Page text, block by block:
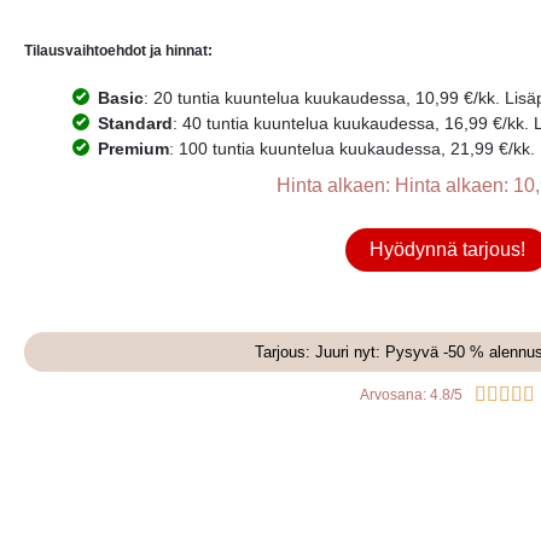
Tilausvaihtoehdot ja hinnat:
Basic: 20 tuntia kuuntelua kuukaudessa, 10,99 €/kk.
Standard: 40 tuntia kuuntelua kuukaudessa, 16,99 €/kk.
Premium: 100 tuntia kuuntelua kuukaudessa, 21,99 €/
Hinta alkaen: Hinta alkaen:
Hyödynnä tarjous!
Tarjous: Juuri nyt: Pysyvä -50 %
Arvosana: 4.8/5     